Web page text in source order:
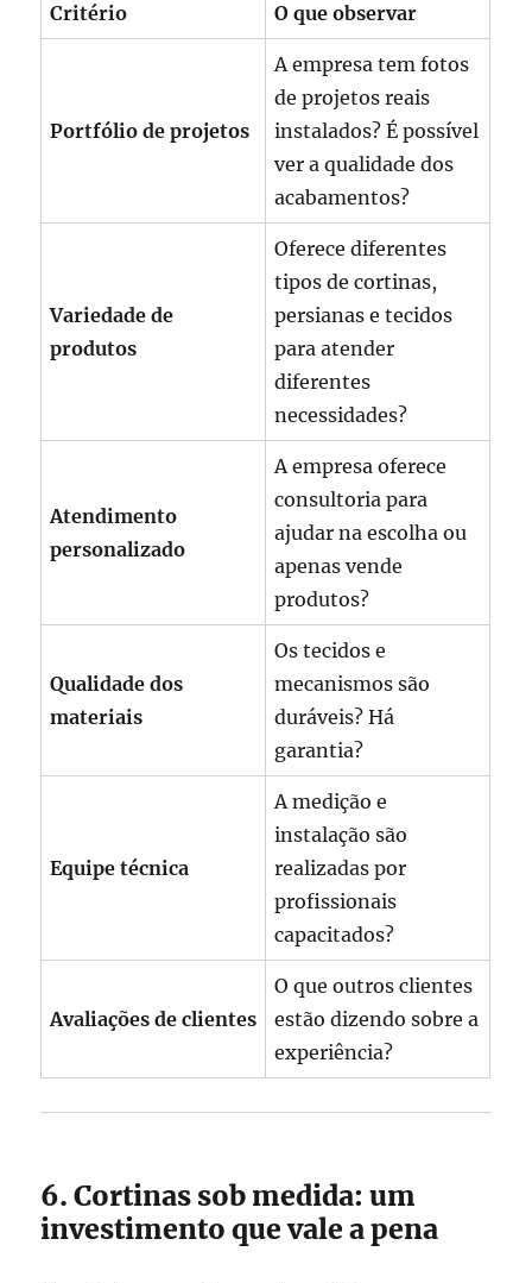
Critério O que observar
Portfólio de projetos
A empresa tem fotos
de projetos reais
instalados? É possível
ver a qualidade dos
acabamentos?
Variedade de
produtos
Oferece diferentes
tipos de cortinas,
persianas e tecidos
para atender
diferentes
necessidades?
Atendimento
personalizado
A empresa oferece
consultoria para
ajudar na escolha ou
apenas vende
produtos?
Qualidade dos
materiais
Os tecidos e
mecanismos são
duráveis? Há
garantia?
Equipe técnica
A medição e
instalação são
realizadas por
profissionais
capacitados?
Avaliações de clientes
O que outros clientes
estão dizendo sobre a
experiência?
6. Cortinas sob medida: um
investimento que vale a pena